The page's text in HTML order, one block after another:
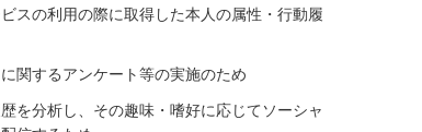
スの利用の際に取得した本人の属性・行動履
関するアンケート等の実施のため
を分析し、その趣味・嗜好に応じてソーシャ